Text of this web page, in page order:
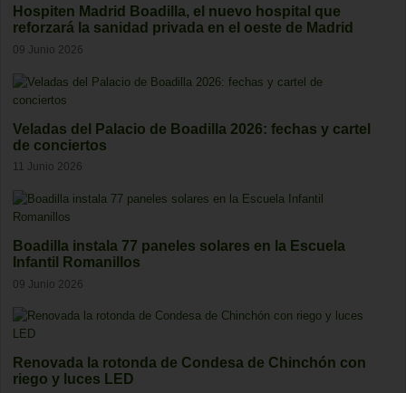
Hospiten Madrid Boadilla, el nuevo hospital que
reforzará la sanidad privada en el oeste de Madrid
09 Junio 2026
Veladas del Palacio de Boadilla 2026: fechas y cartel
de conciertos
11 Junio 2026
Boadilla instala 77 paneles solares en la Escuela
Infantil Romanillos
09 Junio 2026
Renovada la rotonda de Condesa de Chinchón con
riego y luces LED